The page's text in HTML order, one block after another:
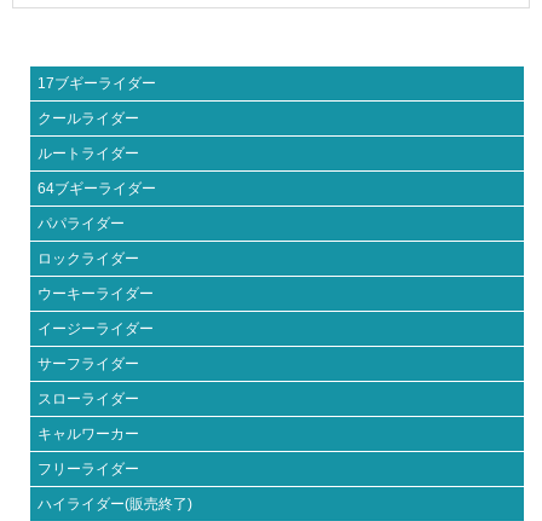
17ブギーライダー
クールライダー
ルートライダー
64ブギーライダー
パパライダー
ロックライダー
ウーキーライダー
イージーライダー
サーフライダー
スローライダー
キャルワーカー
フリーライダー
ハイライダー(販売終了)